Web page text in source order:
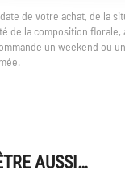
de votre achat, de la
de la composition florale,
un weekend ou
AUSSI…